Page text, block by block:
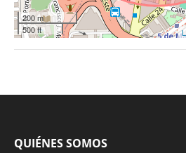
200 m
500 ft
QUIÉNES SOMOS